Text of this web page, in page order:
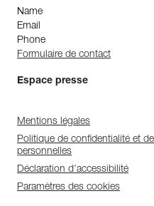
Name
Email
Phone
Formulaire de contact
Espace presse
Mentions légales
Politique de confidentialité et
personnelles
Déclaration d'accessibilité
Paramètres des cookies